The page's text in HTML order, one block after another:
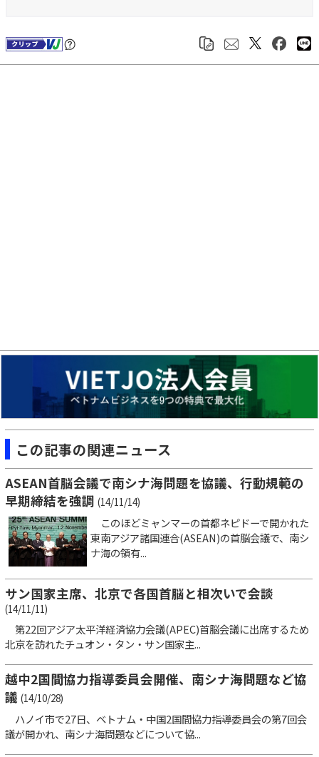
この記事の関連ニュース
ASEAN首脳会議で南シナ海問題を協議、行動規範の
早期締結を強調 (14/11/14)
このほどミャンマーの首都ネピドーで開かれた
東南アジア諸国連合(ASEAN)の首脳会議で、南シ
ナ海の領有...
サン国家主席、北京で各国首脳と相次いで会談
(14/11/11)
第22回アジア太平洋経済協力会議(APEC)首脳会議に出席するため
北京を訪れたチュオン・タン・サン国家主...
越中2国間協力指導委員会開催、南シナ海問題など協
議 (14/10/28)
ハノイ市で27日、ベトナム・中国2国間協力指導委員会の第7回会
議が開かれ、南シナ海問題などについて協...